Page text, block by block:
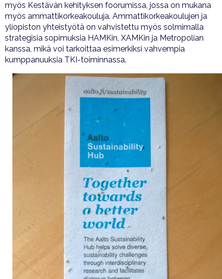
myös Kestävän kehityksen foorumissa, jossa on mukana
myös ammattikorkeakouluja. Ammattikorkeakoulujen ja
yliopiston yhteistyötä on vahvistettu myös solmimalla
strategisia sopimuksia HAMKin, XAMKin ja Metropolian
kanssa, mikä voi tarkoittaa esimerkiksi vahvempia
kumppanuuksia TKI-toiminnassa.